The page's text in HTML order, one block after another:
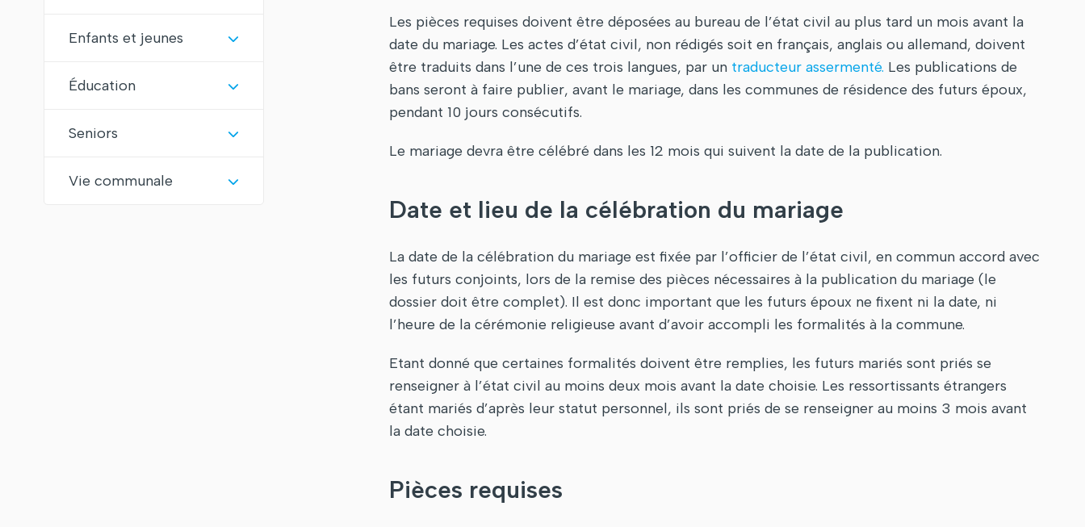
Enfants et jeunes
Éducation
Seniors
Vie communale
Les pièces requises doivent être déposées au bureau de l’état civil au plus tard un mois avant la
date du mariage. Les actes d’état civil, non rédigés soit en français, anglais ou allemand, doivent
être traduits dans l’une de ces trois langues, par un traducteur assermenté. Les publications de
bans seront à faire publier, a​vant le mariage, dans les communes de résidence des futurs époux,
pendant 10 jours consécutifs.
Le mariage devra être célébré dans les 12 mois qui suivent la date de la publication.
Date et lieu de la célébration du mariage
La date de la célébration du mariage est fixée par l’officier de l’état civil, en commun accord avec
les futurs conjoints, lors de la remise des pièces nécessaires à la publication du mariage (le
dossier doit être complet). Il est donc important que les futurs époux ne fixent ni la date, ni
l’heure de la cérémonie religieuse avant d’avoir accompli les formalités à la commune.
Etant donné que certaines formalités doivent être remplies, les futurs mariés sont priés se
renseigner à l’état civil au moins deux mois avant la date choisie. Les ressortissants étrangers
étant mariés d’après leur statut personnel, ils sont priés de se renseigner au moins 3 mois avant
la date choisie.
Pièces requises